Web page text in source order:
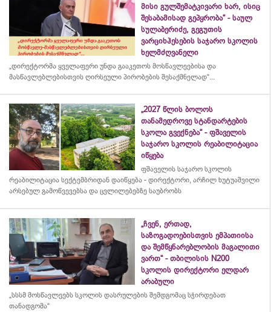
მისი გულშემატკივარი ხარ, ისიც
შესაბამისად გეპყრობა“ - საულ
სულაბერიძე, გეგუთის
ვარციხჰესების საჯარო სკოლის
ხელმძღვანელი
„დირექტორმა ყველაფერი უნდა გააკეთოს მოსწავლეებისა და
მასწავლებლებისთვის ღირსეული პირობების შესაქმნელად“...
„2027 წლის ბოლოს
თანამედროვე სტანდარტების
სკოლა გვექნება“ - ფშაველის
საჯარო სკოლის რეაბილიტაცია
იწყება
ფშაველის საჯარო სკოლის
რეაბილიტაცია სექტემბრიდან დაიწყება - დირექტორი, არჩილ ხუტუაშვილი
არსებულ გამოწვევებსა და ცვლილებებზე საუბრობს
„ჩვენ, ერთად,
საზოგადოებისთვის ემპათიისა
და შემწყნარებლობის მაგალითი
ვართ“ - თბილისის N200
სკოლის დირექტორი ელდარ
არაბული
„სსსმ მოსწავლეებს სკოლის დასრულების შემდგომაც სჭირდებათ
თანადგომა“